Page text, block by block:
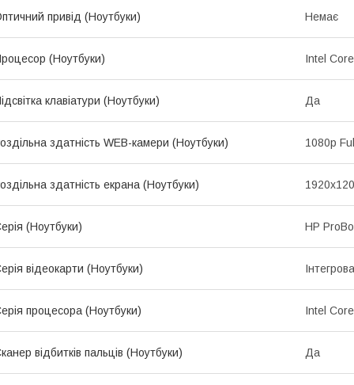
привід (Ноутбуки) Немає
(Ноутбуки) Intel
клавіатури (Ноутбуки) Да
здатність WEB-камери (Ноутбуки) 1080p
здатність екрана (Ноутбуки)
(Ноутбуки) HP
відеокарти (Ноутбуки)
процесора (Ноутбуки) Intel
відбитків пальців (Ноутбуки) Да